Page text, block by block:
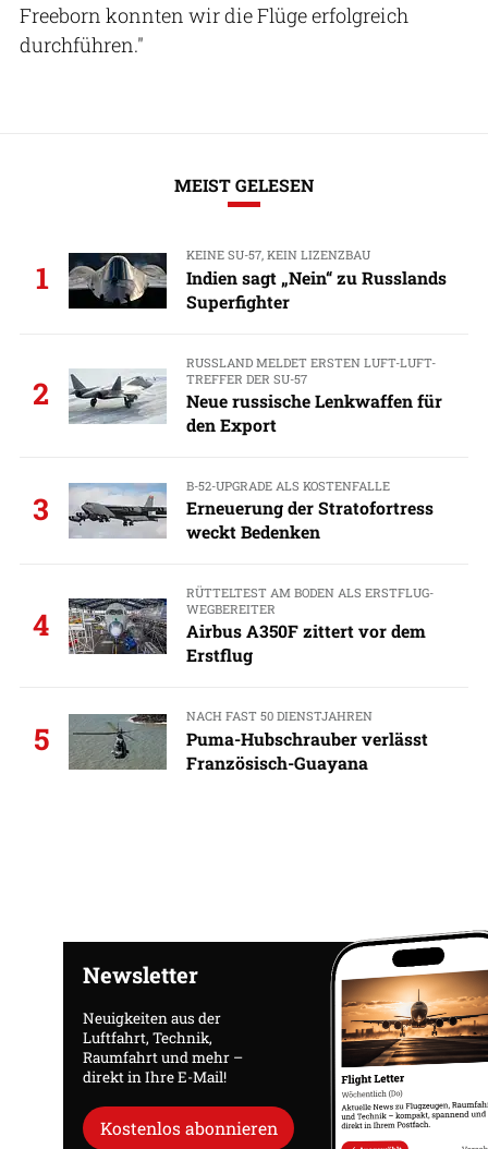
Freeborn konnten wir die Flüge erfolgreich
durchführen."
MEIST GELESEN
1
KEINE SU-57, KEIN LIZENZBAU
Indien sagt „Nein“ zu Russlands
Superfighter
2
RUSSLAND MELDET ERSTEN LUFT-LUFT-
TREFFER DER SU-57
Neue russische Lenkwaffen für
den Export
3
B-52-UPGRADE ALS KOSTENFALLE
Erneuerung der Stratofortress
weckt Bedenken
4
RÜTTELTEST AM BODEN ALS ERSTFLUG-
WEGBEREITER
Airbus A350F zittert vor dem
Erstflug
5
NACH FAST 50 DIENSTJAHREN
Puma-Hubschrauber verlässt
Französisch-Guayana
Newsletter
Neuigkeiten aus der
Luftfahrt, Technik,
Raumfahrt und mehr –
direkt in Ihre E-Mail!
Kostenlos abonnieren